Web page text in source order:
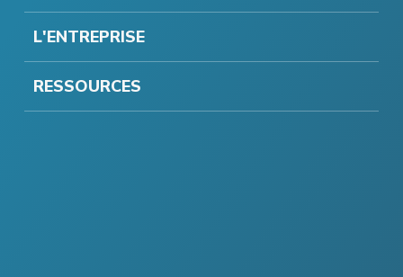
L'ENTREPRISE
RESSOURCES